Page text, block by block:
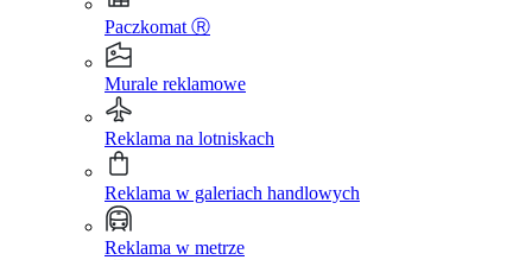
Paczkomat Ⓡ
Murale reklamowe
Reklama na lotniskach
Reklama w galeriach handlowych
Reklama w metrze